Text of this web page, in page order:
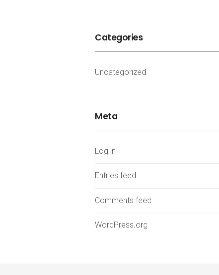
Categories
Uncategorized
Meta
Log in
Entries feed
Comments feed
WordPress.org